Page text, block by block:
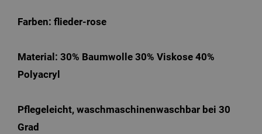
Farben: flieder-rose
Material: 30% Baumwolle 30% Viskose 40%
Polyacryl
Pflegeleicht, waschmaschinenwaschbar bei 30
Grad